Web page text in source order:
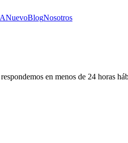
NuevoBlogNosotros
en menos de 24 horas